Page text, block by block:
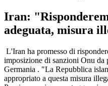
Iran:
adeguata, misura
L'Iran ha promesso di
imposizione di sanzioni Onu da
Germania . "La Repubblica
appropriato a questa misura